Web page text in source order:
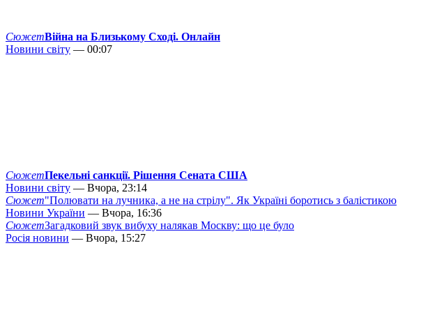
СюжетВійна на Близькому Сході. Онлайн
Новини світу — 00:07
СюжетПекельні санкції. Рішення Сената США
Новини світу — Вчора, 23:14
Сюжет"Полювати на лучника, а не на стрілу". Як Україні боротись з балістикою
Новини України — Вчора, 16:36
СюжетЗагадковий звук вибуху налякав Москву: що це було
Росія новини — Вчора, 15:27